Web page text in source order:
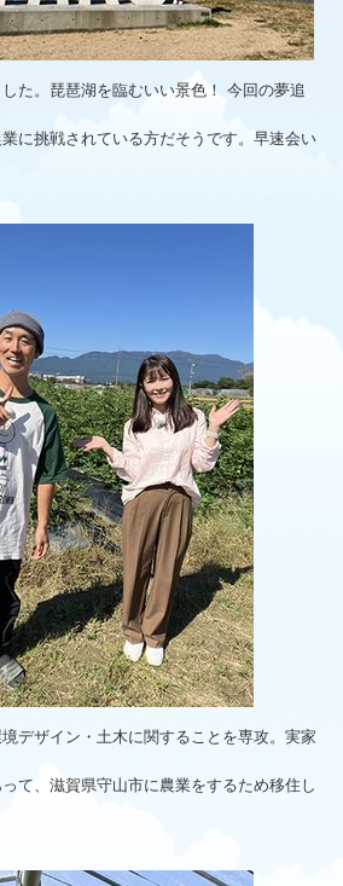
た。琵琶湖を臨むいい景色！ 今回の夢追
に挑戦されている方だそうです。早速会い
デザイン・土木に関することを専攻。実家
て、滋賀県守山市に農業をするため移住し